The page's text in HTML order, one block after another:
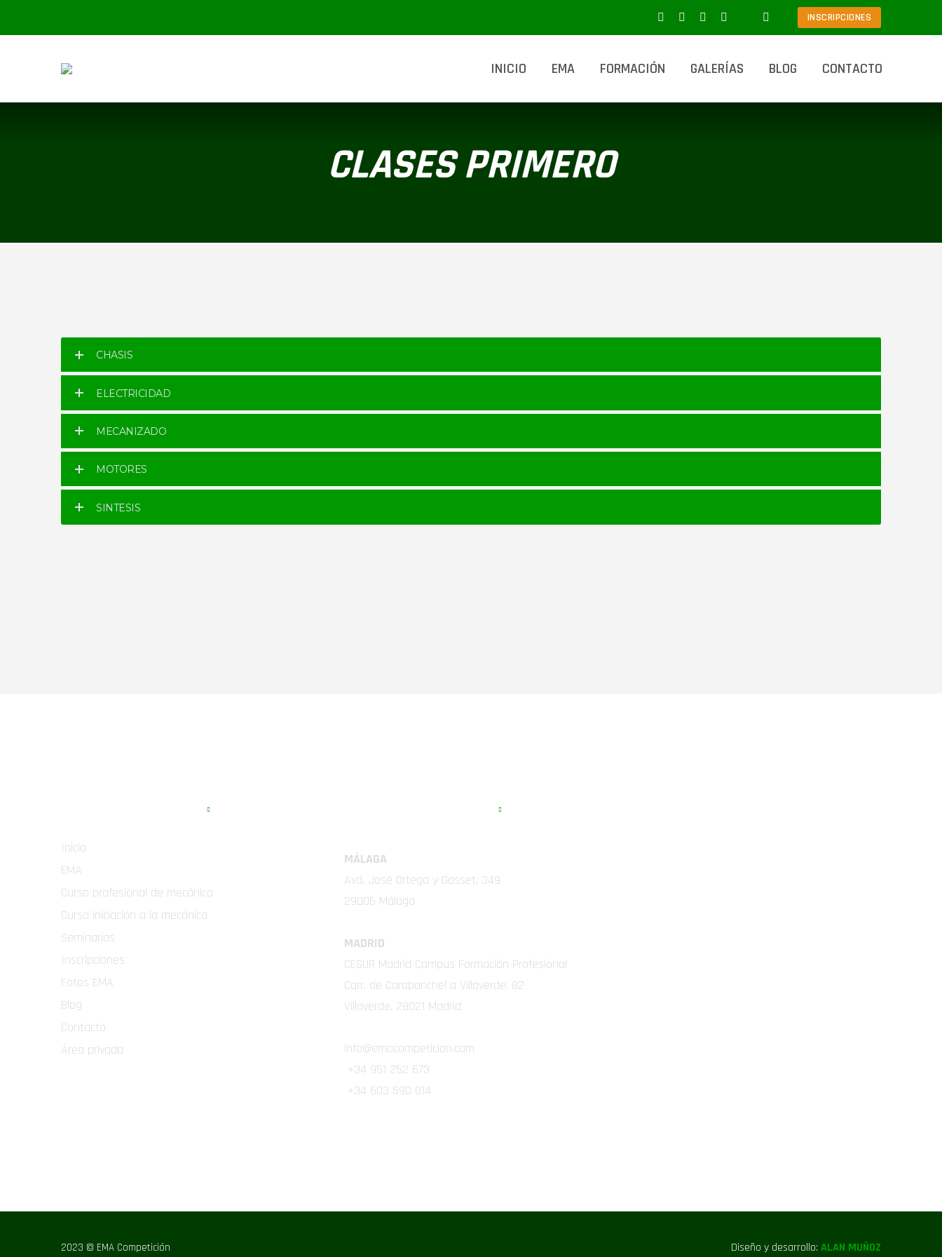
INSCRIPCIONES
INICIO EMA FORMACIÓN GALERÍAS BLOG CONTACTO
CLASES PRIMERO
CHASIS
ELECTRICIDAD
MECANIZADO
MOTORES
SINTESIS
Inicio
EMA
Curso profesional de mecánica
Curso iniciación a la mecánica
Seminarios
Inscripciones
Fotos EMA
Blog
Contacto
Área privada
MÁLAGA
Avd. José Ortega y Gasset, 349
29006 Málaga
MADRID
CESUR Madrid Campus Formación Profesional
Carr. de Carabanchel a Villaverde, 82
Villaverde, 28021 Madrid
info@emacompeticion.com
+34 951 252 673
+34 603 590 014
2023 © EMA Competición Diseño y desarrollo: ALAN MUÑOZ